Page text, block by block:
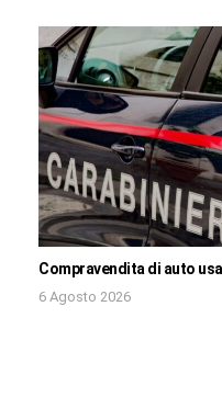
Compravendita di auto
6 Agosto 2026